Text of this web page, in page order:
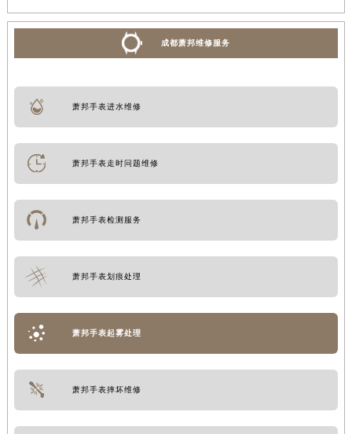
成都萧邦维修服务
萧邦手表进水维修
萧邦手表走时问题维修
萧邦手表检测服务
萧邦手表划痕处理
萧邦手表起雾处理
萧邦手表摔坏维修